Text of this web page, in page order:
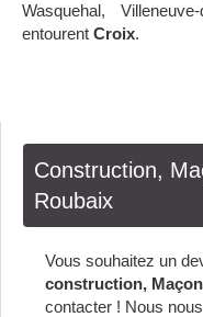
Wasquehal,
entourent Croix.
Construction,
Roubaix
Vous souhaitez un
construction,
contacter ! Nous